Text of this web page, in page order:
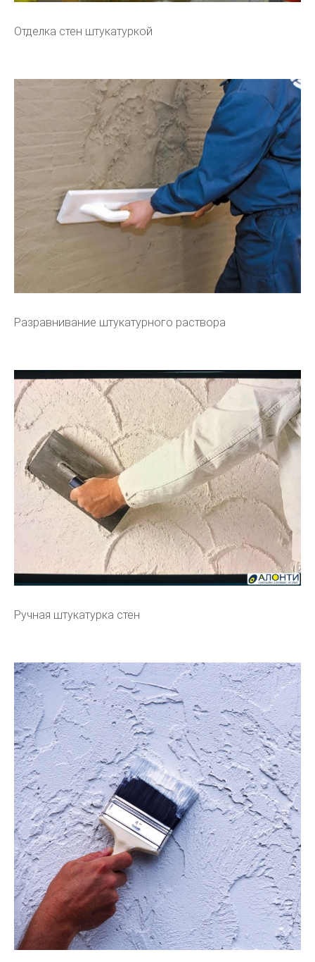
Отделка стен штукатуркой
Разравнивание штукатурного раствора
Ручная штукатурка стен